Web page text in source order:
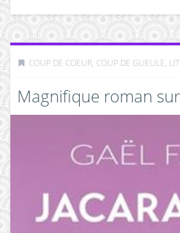
COUP DE COEUR, COUP DE GUEULE,
Magnifique roman